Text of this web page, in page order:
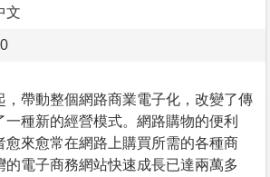
文
，帶動整個網路商業電子化，改變了傳
種新的經營模式。網路購物的便利
愈來愈常在網路上購買所需的各種商
的電子商務網站快速成長已達兩萬多